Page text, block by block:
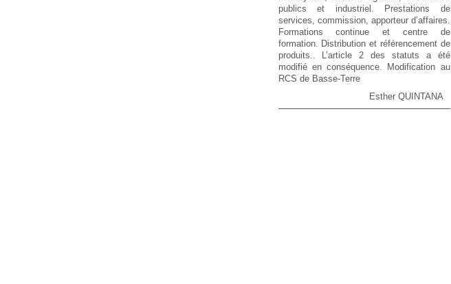
publics et industriel. Prestations de
services, commission, apporteur d’affaires.
Formations continue et centre de
formation. Distribution et référencement de
produits.. L’article 2 des statuts a été
modifié en conséquence. Modification au
RCS de Basse-Terre
Esther QUINTANA